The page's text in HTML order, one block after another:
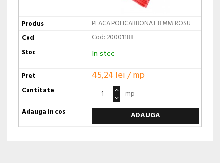
PLACA POLICARBONAT 8 MM ROSU
Cod: 20001188
In stoc
45,24 lei / mp
mp
ADAUGA